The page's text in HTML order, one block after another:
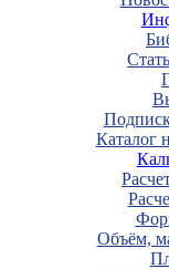
Каталог
Объём,